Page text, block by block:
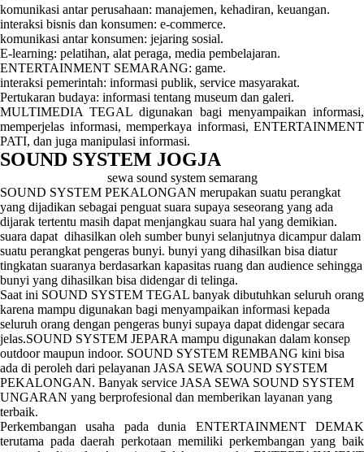
komunikasi antar perusahaan: manajemen, kehadiran, keuangan.
interaksi bisnis dan konsumen: e-commerce.
komunikasi antar konsumen: jejaring sosial.
E-learning: pelatihan, alat peraga, media pembelajaran.
ENTERTAINMENT SEMARANG: game.
interaksi pemerintah: informasi publik, service masyarakat.
Pertukaran budaya: informasi tentang museum dan galeri.
MULTIMEDIA TEGAL digunakan bagi menyampaikan informasi,
memperjelas informasi, memperkaya informasi, ENTERTAINMENT
PATI, dan juga manipulasi informasi.
SOUND SYSTEM JOGJA
sewa sound system semarang
SOUND SYSTEM PEKALONGAN merupakan suatu perangkat
yang dijadikan sebagai penguat suara supaya seseorang yang ada
dijarak tertentu masih dapat menjangkau suara hal yang demikian.
suara dapat dihasilkan oleh sumber bunyi selanjutnya dicampur dalam
suatu perangkat pengeras bunyi. bunyi yang dihasilkan bisa diatur
tingkatan suaranya berdasarkan kapasitas ruang dan audience sehingga
bunyi yang dihasilkan bisa didengar di telinga.
Saat ini SOUND SYSTEM TEGAL banyak dibutuhkan seluruh orang
karena mampu digunakan bagi menyampaikan informasi kepada
seluruh orang dengan pengeras bunyi supaya dapat didengar secara
jelas.SOUND SYSTEM JEPARA mampu digunakan dalam konsep
outdoor maupun indoor. SOUND SYSTEM REMBANG kini bisa
ada di peroleh dari pelayanan JASA SEWA SOUND SYSTEM
PEKALONGAN. Banyak service JASA SEWA SOUND SYSTEM
UNGARAN yang berprofesional dan memberikan layanan yang
terbaik.
Perkembangan usaha pada dunia ENTERTAINMENT DEMAK
terutama pada daerah perkotaan memiliki perkembangan yang baik